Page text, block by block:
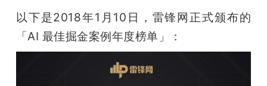
以下是2018年1月10日，雷锋网正式颁布的
「AI 最佳掘金案例年度榜单」：